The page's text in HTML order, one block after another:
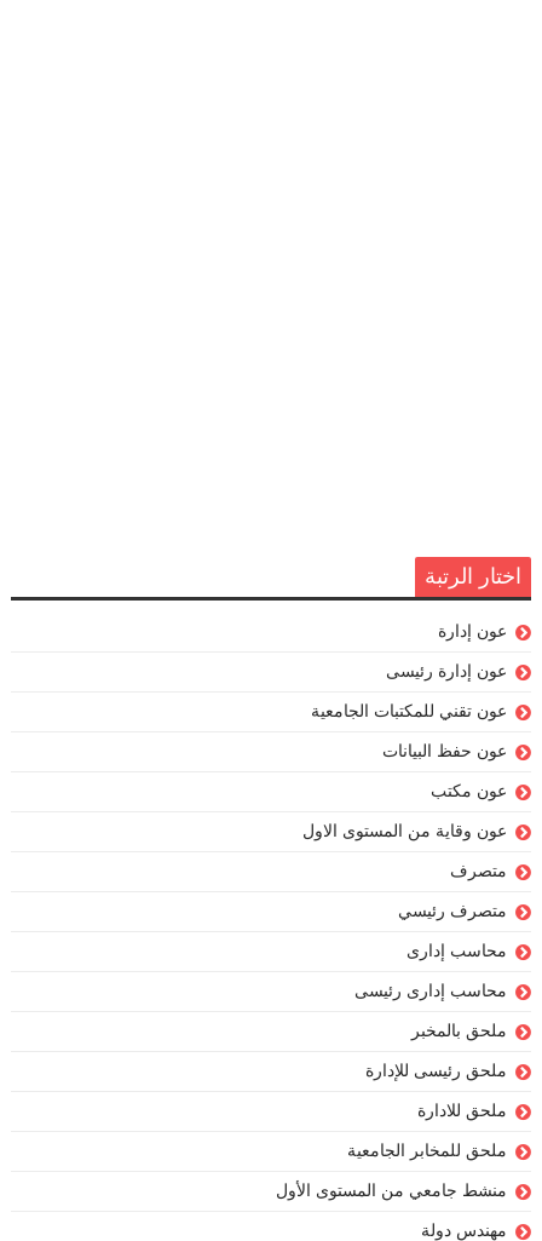
اختار الرتبة
عون إدارة
عون إدارة رئيسى
عون تقني للمكتبات الجامعية
عون حفظ البيانات
عون مكتب
عون وقاية من المستوى الاول
متصرف
متصرف رئيسي
محاسب إدارى
محاسب إدارى رئيسى
ملحق بالمخبر
ملحق رئيسى للإدارة
ملحق للادارة
ملحق للمخابر الجامعية
منشط جامعي من المستوى الأول
مهندس دولة